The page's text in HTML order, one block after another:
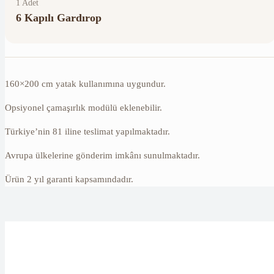
1 Adet
6 Kapılı Gardırop
160×200 cm yatak kullanımına uygundur.
Opsiyonel çamaşırlık modülü eklenebilir.
Türkiye’nin 81 iline teslimat yapılmaktadır.
Avrupa ülkelerine gönderim imkânı sunulmaktadır.
Ürün 2 yıl garanti kapsamındadır.